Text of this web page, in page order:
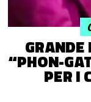
“PHON-
PER I